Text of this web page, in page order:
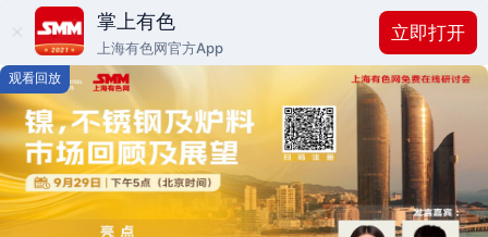
掌上有色
上海有色网官方App
立即打开
观看回放